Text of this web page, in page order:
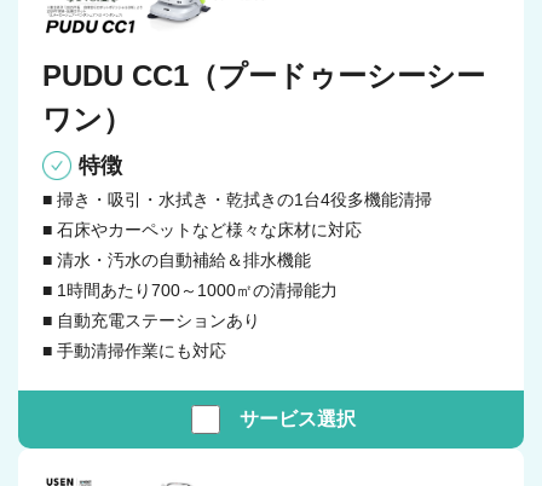
PUDU CC1（プードゥーシーシー
ワン）
特徴
■ 掃き・吸引・水拭き・乾拭きの1台4役多機能清掃
■ 石床やカーペットなど様々な床材に対応
■ 清水・汚水の自動補給＆排水機能
■ 1時間あたり700～1000㎡の清掃能力
■ 自動充電ステーションあり
■ 手動清掃作業にも対応
サービス選択